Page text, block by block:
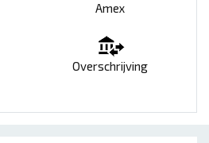
Amex
Overschrijving